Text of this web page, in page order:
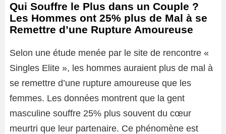
Qui Souffre le Plus dans un Couple ?
Les Hommes ont 25% plus de Mal à se
Remettre d’une Rupture Amoureuse
Selon une étude menée par le site de rencontre «
Singles Elite », les hommes auraient plus de mal à
se remettre d’une rupture amoureuse que les
femmes. Les données montrent que la gent
masculine souffre 25% plus souvent du cœur
meurtri que leur partenaire. Ce phénomène est